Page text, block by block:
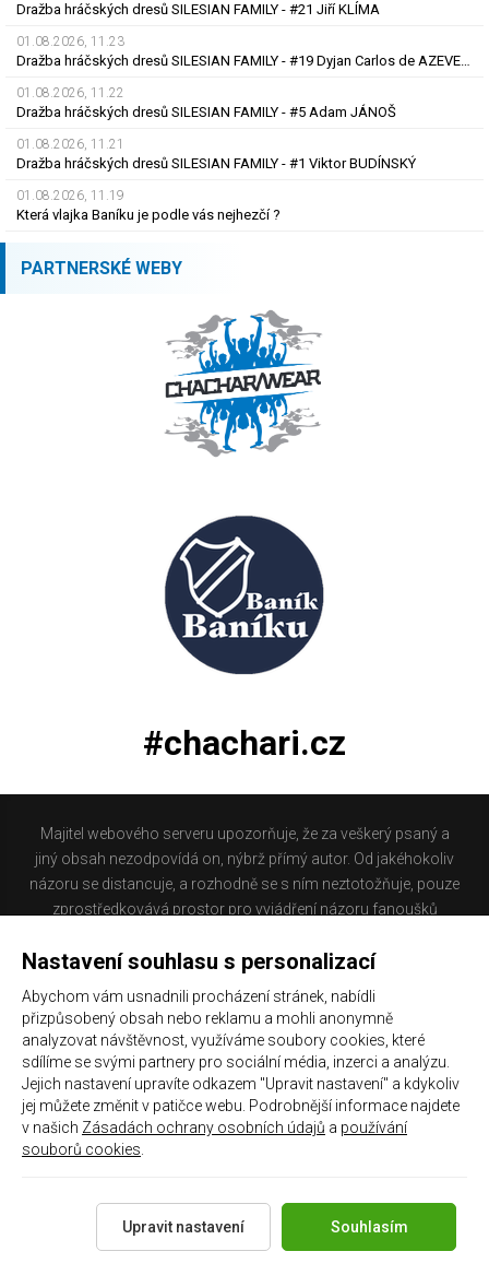
Dražba hráčských dresů SILESIAN FAMILY - #21 Jiří KLÍMA
01.08.2026, 11.23
Dražba hráčských dresů SILESIAN FAMILY - #19 Dyjan Carlos de AZEVEDO
01.08.2026, 11.22
Dražba hráčských dresů SILESIAN FAMILY - #5 Adam JÁNOŠ
01.08.2026, 11.21
Dražba hráčských dresů SILESIAN FAMILY - #1 Viktor BUDÍNSKÝ
01.08.2026, 11.19
Která vlajka Baníku je podle vás nejhezčí ?
PARTNERSKÉ WEBY
#chachari.cz
Majitel webového serveru upozorňuje, že za veškerý psaný a
jiný obsah nezodpovídá on, nýbrž přímý autor. Od jakéhokoliv
názoru se distancuje, a rozhodně se s ním neztotožňuje, pouze
zprostředkovává prostor pro vyjádření názoru fanoušků
nacházíte obsahuje materiál, který někteří lidé mohou
nejsou dle právní úpravy zákona č. 480/2004 Sb., o některých
službách informační společnosti a o změně některých zákonů
(zákon o některých službách informační společnosti) a
zejména §6 citovaného zákona, odpovědni za příspěvky
návštěvníků těchto stránek.
Galerie|Historie
Copyright 2021 ©Chachaři.czVšechna práva vyhrazena.
Created by
Nastavení souhlasu s personalizací
Abychom vám usnadnili procházení stránek, nabídli
přizpůsobený obsah nebo reklamu a mohli anonymně
analyzovat návštěvnost, využíváme soubory cookies, které
sdílíme se svými partnery pro sociální média, inzerci a analýzu.
Jejich nastavení upravíte odkazem "Upravit nastavení" a kdykoliv
jej můžete změnit v patičce webu. Podrobnější informace najdete
v našich Zásadách ochrany osobních údajů a používání
souborů cookies
Souhlasím
Upravit nastavení